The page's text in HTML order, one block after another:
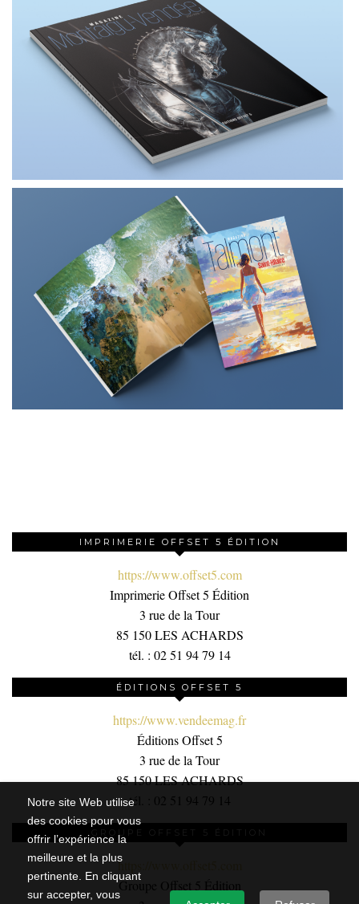
Notre site Web utilise
des cookies pour vous
offrir l’expérience la
meilleure et la plus
pertinente. En cliquant
sur accepter, vous
IMPRIMERIE OFFSET 5 ÉDITION
https://www.offset5.com
Imprimerie Offset 5 Édition
3 rue de la Tour
85 150 LES ACHARDS
tél. : 02 51 94 79 14
ÉDITIONS OFFSET 5
https://www.vendeemag.fr
Éditions Offset 5
3 rue de la Tour
85 150 LES ACHARDS
tél. : 02 51 94 79 14
GROUPE OFFSET 5 ÉDITION
https://www.offset5.com
Groupe Offset 5 Édition